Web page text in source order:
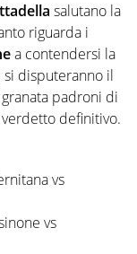
salutano la
riguarda i
a contendersi la
si disputeranno il
padroni di
verdetto definitivo.
vs
vs